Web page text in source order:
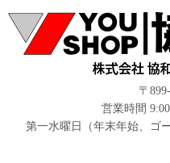
〒
営業時間
第一水曜日（年末年始、ゴ